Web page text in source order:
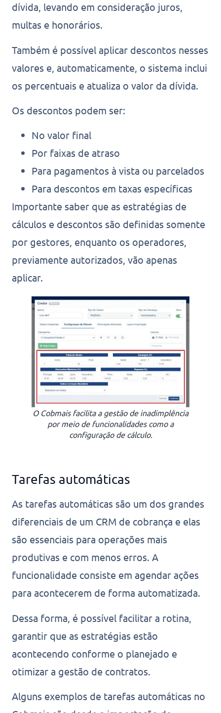
dívida, levando em consideração juros,
multas e honorários.
Também é possível aplicar descontos nesses
valores e, automaticamente, o sistema inclui
os percentuais e atualiza o valor da dívida.
Os descontos podem ser:
No valor final
Por faixas de atraso
Para pagamentos à vista ou parcelados
Para descontos em taxas específicas
Importante saber que as estratégias de
cálculos e descontos são definidas somente
por gestores, enquanto os operadores,
previamente autorizados, vão apenas
aplicar.
O Cobmais facilita a gestão de inadimplência
por meio de funcionalidades como a
configuração de cálculo.
Tarefas automáticas
As tarefas automáticas são um dos grandes
diferenciais de um CRM de cobrança e elas
são essenciais para operações mais
produtivas e com menos erros. A
funcionalidade consiste em agendar ações
para acontecerem de forma automatizada.
Dessa forma, é possível facilitar a rotina,
garantir que as estratégias estão
acontecendo conforme o planejado e
otimizar a gestão de contratos.
Alguns exemplos de tarefas automáticas no